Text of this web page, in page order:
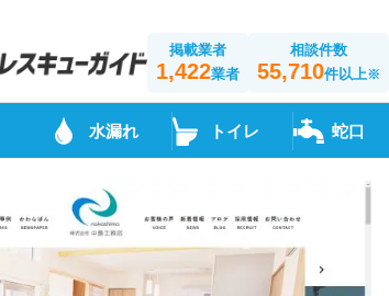
掲載業者
1,422業者
相談件数
55,710件以上※
水漏れ トイレ 蛇口